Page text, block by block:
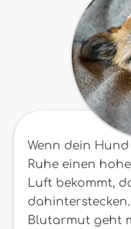
Wenn dein
Ruhe einen
Luft bekommt,
Blutarmut geht